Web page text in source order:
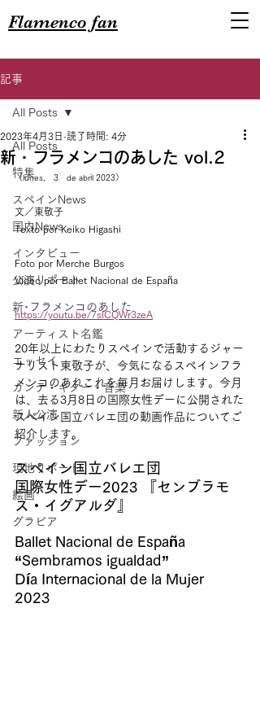
Flamenco fan
記事
All Posts
特集
スペインNews
国内News
インタビュー
公演リポート
新･フラメンコのあした
アーティスト名鑑
エッセイ
カンテ・ギター・音楽
新人公演
ファッション
現地リポート
絵画
グラビア
All Posts
新・フラメンコのあした vol.2
2023年4月3日 読了時間: 4分
（lunes,　3　de abril 2023）
文／東敬子
Texto por Keiko Higashi
Foto por Merche Burgos
Vídeo por Ballet Nacional de España
https://youtu.be/7sICQWr3zeA
20年以上にわたりスペインで活動するジャー
ナリスト東敬子が、今気になるスペインフラ
メンコのあれこれを毎月お届けします。今月
は、去る3月8日の国際女性デーに公開された
スペイン国立バレエ団の動画作品についてご
紹介します。
スペイン国立バレエ団
国際女性デー2023 『センブラモ
ス・イグアルダ』
Ballet Nacional de España
“Sembramos igualdad”
Día Internacional de la Mujer
2023